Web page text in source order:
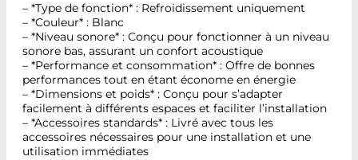
– *Type de fonction* : Refroidissement uniquement
– *Couleur* : Blanc
– *Niveau sonore* : Conçu pour fonctionner à un niveau
sonore bas, assurant un confort acoustique
– *Performance et consommation* : Offre de bonnes
performances tout en étant économe en énergie
– *Dimensions et poids* : Conçu pour s’adapter
facilement à différents espaces et faciliter l’installation
– *Accessoires standards* : Livré avec tous les
accessoires nécessaires pour une installation et une
utilisation immédiates